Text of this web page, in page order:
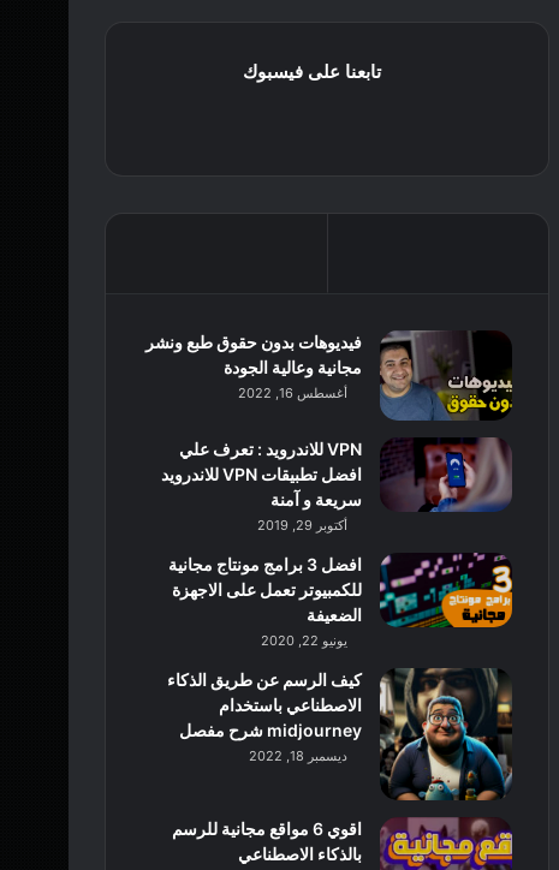
تابعنا على فيسبوك
فيديوهات بدون حقوق طبع ونشر
مجانية وعالية الجودة
أغسطس 16, 2022
VPN للاندرويد : تعرف علي
افضل تطبيقات VPN للاندرويد
سريعة و آمنة
أكتوبر 29, 2019
افضل 3 برامج مونتاج مجانية
للكمبيوتر تعمل على الاجهزة
الضعيفة
يونيو 22, 2020
كيف الرسم عن طريق الذكاء
الاصطناعي باستخدام
midjourney شرح مفصل
ديسمبر 18, 2022
اقوي 6 مواقع مجانية للرسم
بالذكاء الاصطناعي